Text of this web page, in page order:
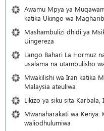
Awamu Mpya ya
katika Ukingo wa
Mashambulizi dhidi ya
Uingereza
Lango Bahari La Hormuz
usalama na utambulisho
Mwakilishi wa Iran katika
Malaysia ateuliwa
Likizo ya siku sita
Mwanaharakati wa Kenya:
waliodhulumiwa